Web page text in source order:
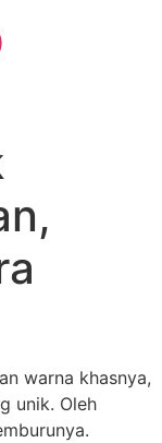
warna khasnya,
unik. Oleh